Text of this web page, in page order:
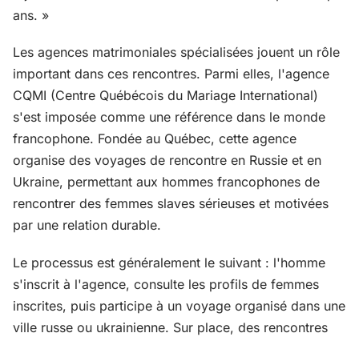
ans. »
Les agences matrimoniales spécialisées jouent un rôle
important dans ces rencontres. Parmi elles, l'agence
CQMI (Centre Québécois du Mariage International)
s'est imposée comme une référence dans le monde
francophone. Fondée au Québec, cette agence
organise des voyages de rencontre en Russie et en
Ukraine, permettant aux hommes francophones de
rencontrer des femmes slaves sérieuses et motivées
par une relation durable.
Le processus est généralement le suivant : l'homme
s'inscrit à l'agence, consulte les profils de femmes
inscrites, puis participe à un voyage organisé dans une
ville russe ou ukrainienne. Sur place, des rencontres